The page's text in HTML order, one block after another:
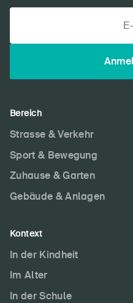
Bereich
Strasse & Verkehr
Sport & Bewegung
Zuhause & Garten
Gebäude & Anlagen
Kontext
In der Kindheit
Im Alter
In der Schule